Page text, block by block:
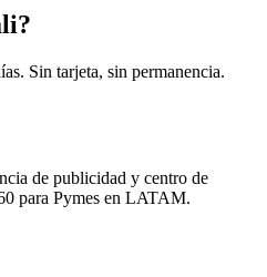
Sin tarjeta, sin permanencia.
de publicidad y centro de
para Pymes en LATAM.